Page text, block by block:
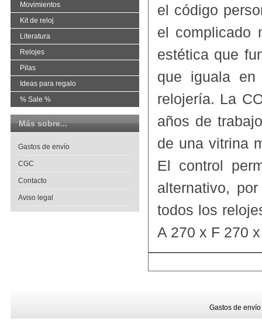
el código
el complicado
estética que
que iguala
relojería. La
años de
de una vitrina
El control
alternativo,
todos los
A 270 x F 270
Movimientos
Kit de reloj
Literatura
Relojes
Pilas
Ideas para regalo
% Sale %
Más sobre...
Gastos de envío
CGC
Contacto
Aviso legal
Gastos de envío